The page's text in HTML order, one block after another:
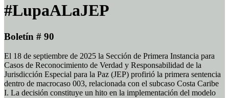
#LupaALaJEP
Boletín # 90
El 18 de septiembre de 2025 la Sección de Primera Instancia para
Casos de Reconocimiento de Verdad y Responsabilidad de la
Jurisdicción Especial para la Paz (JEP) profirió la primera sentencia
dentro de macrocaso 003, relacionada con el subcaso Costa Caribe
I. La decisión constituye un hito en la implementación del modelo